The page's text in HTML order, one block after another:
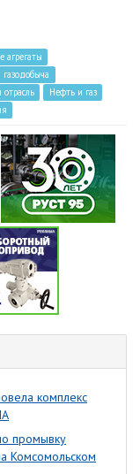
агрегаты
газодобыча
отрасль
Нефть и газ
комплекс
промывку
Комсомольском